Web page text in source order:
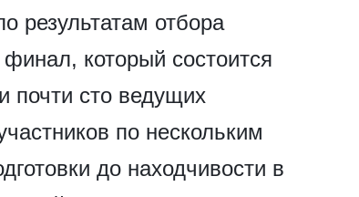
результатам отбора
который состоится
почти сто ведущих
по нескольким
до находчивости в